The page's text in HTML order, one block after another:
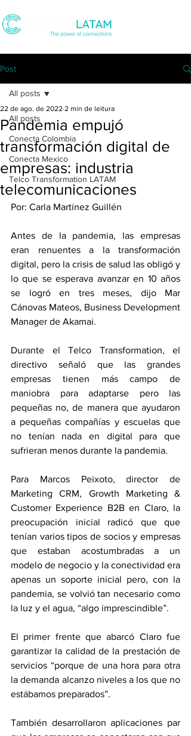
Post
All posts
Conecta Colombia
Conecta Mexico
Telco Transformation LATAM
All posts
Pandemia empujó
transformación digital de
empresas: industria
telecomunicaciones
22 de ago. de 2022 2 min de leitura
Por: Carla Martínez Guillén
Antes de la pandemia, las empresas
eran renuentes a la transformación
digital, pero la crisis de salud las obligó y
lo que se esperava avanzar en 10 años
se logró en tres meses, dijo Mar
Cánovas Mateos, Business Development
Manager de Akamai.
Durante el Telco Transformation, el
directivo señaló que las grandes
empresas tienen más campo de
maniobra para adaptarse pero las
pequeñas no, de manera que ayudaron
a pequeñas compañías y escuelas que
no tenían nada en digital para que
sufrieran menos durante la pandemia.
Para Marcos Peixoto, director de
Marketing CRM, Growth Marketing &
Customer Experience B2B en Claro, la
preocupación inicial radicó que que
tenían varios tipos de socios y empresas
que estaban acostumbradas a un
modelo de negocio y la conectividad era
apenas un soporte inicial pero, con la
pandemia, se volvió tan necesario como
la luz y el agua, “algo imprescindible”.
El primer frente que abarcó Claro fue
garantizar la calidad de la prestación de
servicios “porque de una hora para otra
la demanda alcanzo niveles a los que no
estábamos preparados”.
También desarrollaron aplicaciones par